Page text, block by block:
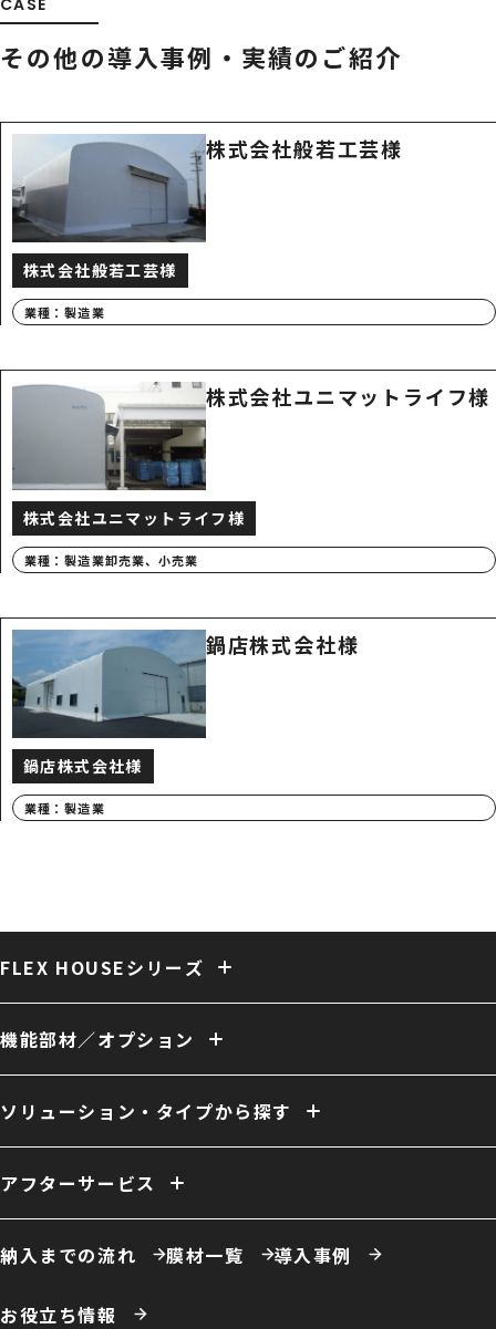
その他の導入事例・ 実績のご紹介
株式会社般若工芸様
株式会社般若工芸様
業種：製造業
株式会社ユニマットライフ様
株式会社ユニマットライフ様
業種：製造業卸売業、小売業
鍋店株式会社様
鍋店株式会社様
業種：製造業
FLEX HOUSEシリーズ
固定式テント倉庫 大型固定式テント倉庫
伸縮式テント倉庫
保冷・保温テント倉庫
多用途 膜構造建築
機能部材／オプション
開口／出入口 庇／側面開口 雨樋 電動シャッター
外壁
換気
ファン 照明 室内床 クレーン
ソリューション・タイプから探す
ーソリューション例
農業用倉庫
車庫・格納庫
保温・保冷対応倉庫
仮置場 室内テント
事務所・オフィス
スポーツ施設・室内運動場
室内遊戯場 展示場
エコロジー施設
テント倉庫
ハイブリッド倉庫
アフターサービス
膜材張り替え・建て替え 膜材劣化診断サービス 屋根改修
納入までの流れ 膜材一覧 導入事例
お役立ち情報